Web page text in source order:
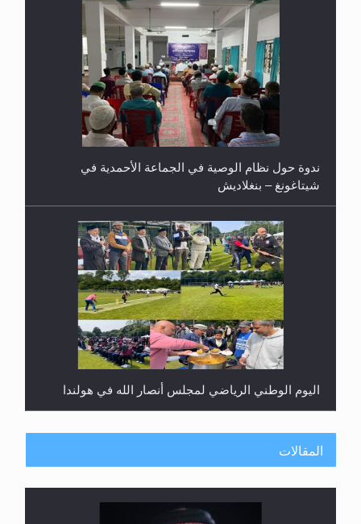
ندوة حول نظام الوصية في الجماعة الأحمدية في
شيتاغونغ – بنغلاديش
اليوم الوطني الرياضي لمجلس أنصار الله في هولندا
المقالات